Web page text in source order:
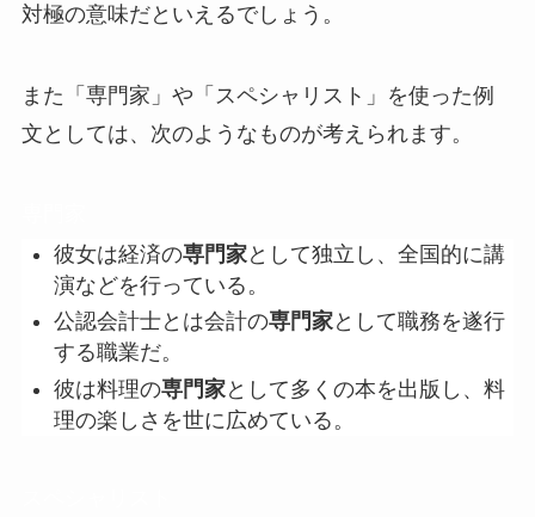
対極の意味だといえるでしょう。
また「専門家」や「スペシャリスト」を使った例
文としては、次のようなものが考えられます。
彼女は経済の専門家として独立し、全国的に講
演などを行っている。
公認会計士とは会計の専門家として職務を遂行
する職業だ。
彼は料理の専門家として多くの本を出版し、料
理の楽しさを世に広めている。